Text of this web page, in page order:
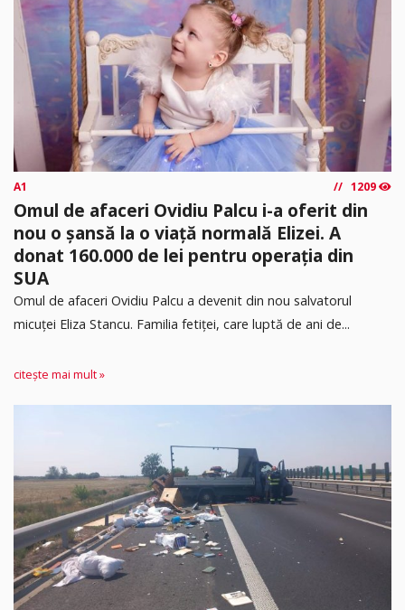
A1 1209
Omul de afaceri Ovidiu Palcu i-a oferit din
nou o șansă la o viață normală Elizei. A
donat 160.000 de lei pentru operația din
SUA
Omul de afaceri Ovidiu Palcu a devenit din nou salvatorul
micuței Eliza Stancu. Familia fetiței, care luptă de ani de...
citește mai mult »